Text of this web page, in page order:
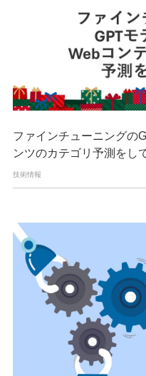
ファインチューニングの
ンツのカテゴリ予測をし
技術情報